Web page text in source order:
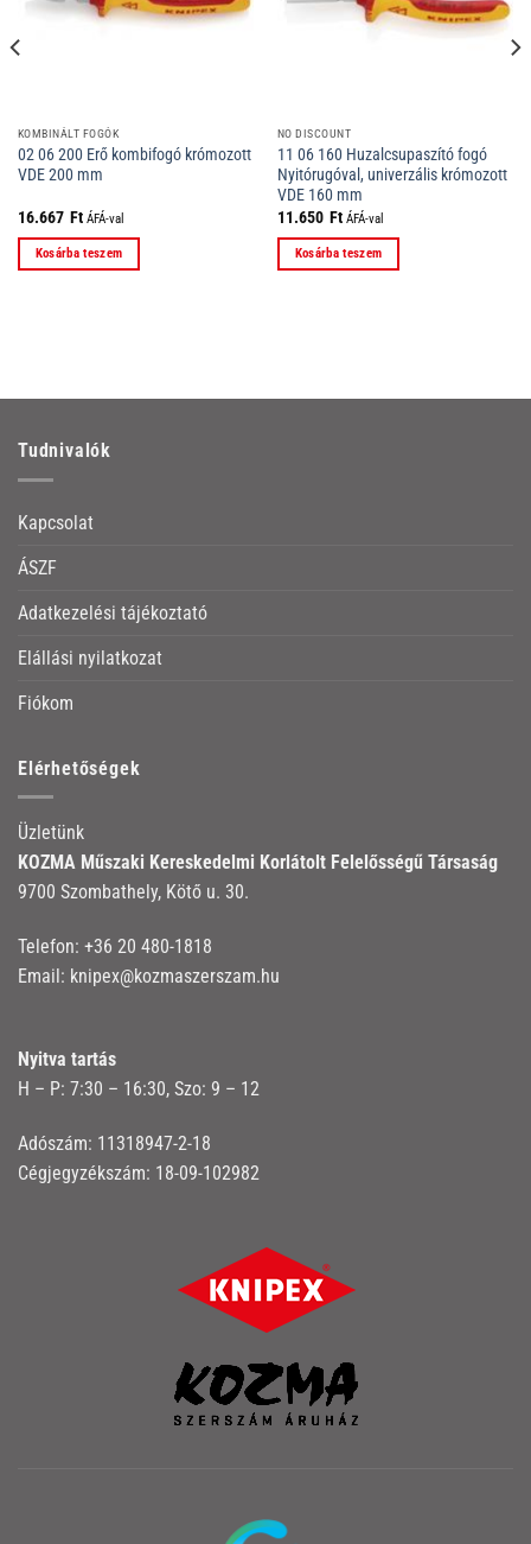
KOMBINÁLT FOGÓK
02 06 200 Erő kombifogó krómozott
VDE 200 mm
16.667 Ft ÁFÁ-val
Kosárba teszem
NO DISCOUNT
11 06 160 Huzalcsupaszító fogó
Nyitórugóval, univerzális krómozott
VDE 160 mm
11.650 Ft ÁFÁ-val
Kosárba teszem
Tudnivalók
Kapcsolat
ÁSZF
Adatkezelési tájékoztató
Elállási nyilatkozat
Fiókom
Elérhetőségek
Üzletünk
KOZMA Műszaki Kereskedelmi Korlátolt Felelősségű Társaság
9700 Szombathely, Kötő u. 30.
Telefon: +36 20 480-1818
Email: knipex@kozmaszerszam.hu
Nyitva tartás
H – P: 7:30 – 16:30, Szo: 9 – 12
Adószám: 11318947-2-18
Cégjegyzékszám: 18-09-102982